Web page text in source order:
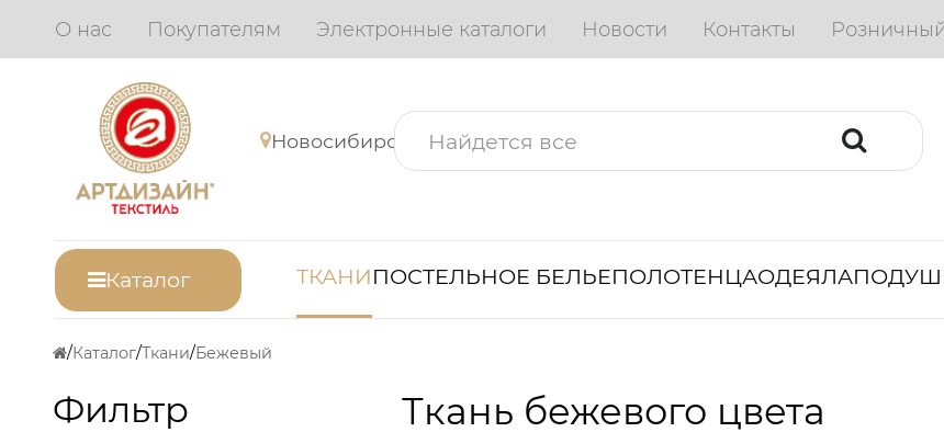
О нас Покупателям Электронные каталоги Новости Контакты
Новосибирск
Каталог ТКАНИПОСТЕЛЬНОЕ БЕЛЬЕПОЛОТЕНЦАОДЕЯЛА
Каталог Ткани Бежевый
Фильтр Ткань бежевого цвета